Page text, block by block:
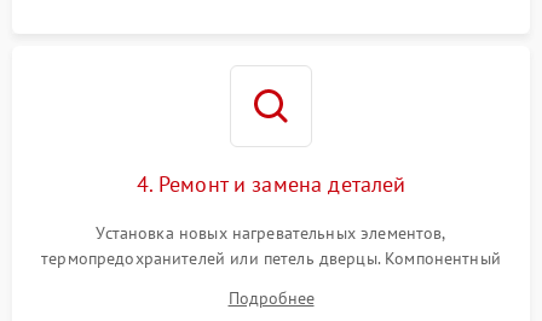
4. Ремонт и замена деталей
Установка новых нагревательных элементов,
термопредохранителей или петель дверцы. Компонентный
выгоревших реле, восстановление контактов и замена
Подробнее